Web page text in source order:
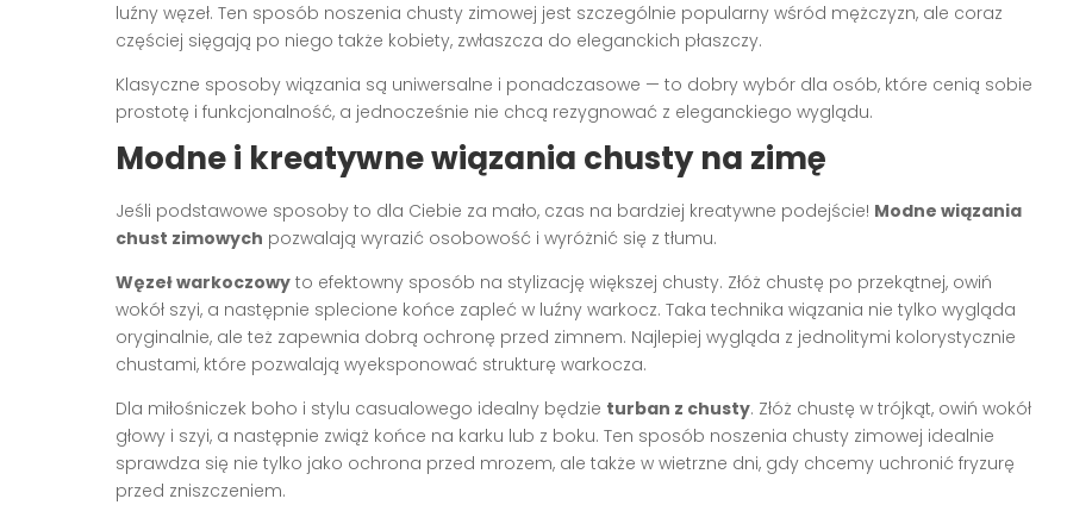
luźny węzeł. Ten sposób noszenia chusty zimowej jest szczególnie popularny wśród mężczyzn, ale coraz
częściej sięgają po niego także kobiety, zwłaszcza do eleganckich płaszczy.
Klasyczne sposoby wiązania są uniwersalne i ponadczasowe — to dobry wybór dla osób, które cenią sobie
prostotę i funkcjonalność, a jednocześnie nie chcą rezygnować z eleganckiego wyglądu.
Modne i kreatywne wiązania chusty na zimę
Jeśli podstawowe sposoby to dla Ciebie za mało, czas na bardziej kreatywne podejście! Modne wiązania
chust zimowych pozwalają wyrazić osobowość i wyróżnić się z tłumu.
Węzeł warkoczowy to efektowny sposób na stylizację większej chusty. Złóż chustę po przekątnej, owiń
wokół szyi, a następnie splecione końce zapleć w luźny warkocz. Taka technika wiązania nie tylko wygląda
oryginalnie, ale też zapewnia dobrą ochronę przed zimnem. Najlepiej wygląda z jednolitymi kolorystycznie
chustami, które pozwalają wyeksponować strukturę warkocza.
Dla miłośniczek boho i stylu casualowego idealny będzie turban z chusty. Złóż chustę w trójkąt, owiń wokół
głowy i szyi, a następnie zwiąż końce na karku lub z boku. Ten sposób noszenia chusty zimowej idealnie
sprawdza się nie tylko jako ochrona przed mrozem, ale także w wietrzne dni, gdy chcemy uchronić fryzurę
przed zniszczeniem.